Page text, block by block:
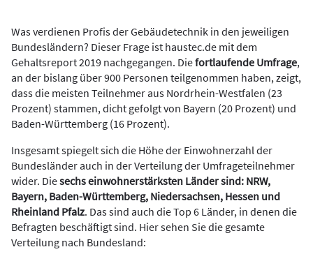
Was verdienen Profis der Gebäudetechnik in den jeweiligen
Bundesländern? Dieser Frage ist haustec.de mit dem
Gehaltsreport 2019 nachgegangen. Diefortlaufende Umfrage,
an der bislang über 900 Personen teilgenommen haben, zeigt,
dass die meisten Teilnehmer aus Nordrhein-Westfalen (23
Prozent) stammen, dicht gefolgt von Bayern (20 Prozent) und
Baden-Württemberg (16 Prozent).
Insgesamt spiegelt sich die Höhe der Einwohnerzahl der
Bundesländer auch in der Verteilung der Umfrageteilnehmer
wider. Diesechs einwohnerstärksten Länder sind: NRW,
Bayern, Baden-Württemberg, Niedersachsen, Hessen und
Rheinland Pfalz. Das sind auch die Top 6 Länder, in denen die
Befragten beschäftigt sind. Hier sehen Sie die gesamte
Verteilung nach Bundesland: